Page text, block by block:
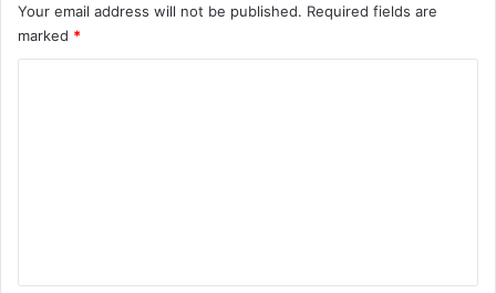
Your email address will not be published. Required fields are
marked *